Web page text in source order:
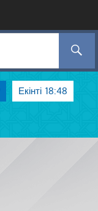
Екінті 18:48